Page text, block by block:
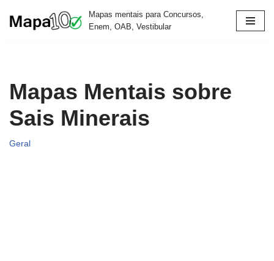
Mapas mentais para Concursos,
Enem, OAB, Vestibular
Mapas Mentais sobre
Sais Minerais
Geral